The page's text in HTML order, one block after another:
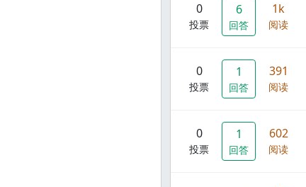
0
投票
6
回答
1k
阅读
0
投票
1
回答
391
阅读
0
投票
1
回答
602
阅读